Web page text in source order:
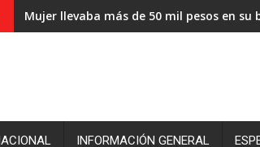
Mujer llevaba más de 50 mil pesos en
INFORMACIÓN GENERAL